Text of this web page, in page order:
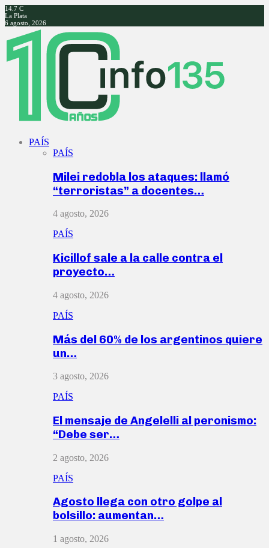
14.7 C
La Plata
6 agosto, 2026
Facebook
Twitter
Instagram
Youtube
PAÍS
PAÍS
Milei redobla los ataques: llamó
“terroristas” a docentes…
4 agosto, 2026
PAÍS
Kicillof sale a la calle contra el
proyecto…
4 agosto, 2026
PAÍS
Más del 60% de los argentinos quiere
un…
3 agosto, 2026
PAÍS
El mensaje de Angelelli al peronismo:
“Debe ser…
2 agosto, 2026
PAÍS
Agosto llega con otro golpe al
bolsillo: aumentan…
1 agosto, 2026